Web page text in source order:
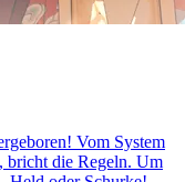
Vom System
bricht die Regeln. Um